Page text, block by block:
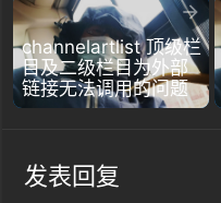
channelartlist 顶级栏
目及二级栏目为外部
链接无法调用的问题

发表回复